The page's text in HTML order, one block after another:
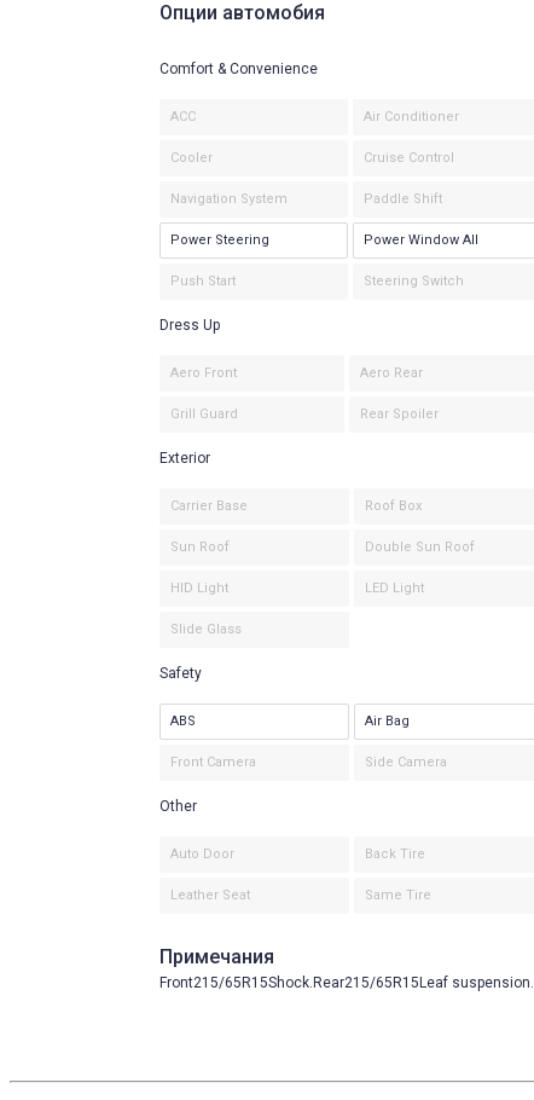
Опции автомобия
Comfort & Convenience
ACC Air Conditioner
Cooler Cruise Control
Navigation System Paddle Shift
Power Steering Power Window All
Push Start Steering Switch
Dress Up
Aero Front Aero Rear
Grill Guard Rear Spoiler
Exterior
Carrier Base Roof Box
Sun Roof Double Sun Roof
HID Light LED Light
Slide Glass
Safety
ABS Air Bag
Front Camera Side Camera
Other
Auto Door Back Tire
Leather Seat Same Tire
Примечания
Front215/65R15Shock.Rear215/65R15Leaf suspension.